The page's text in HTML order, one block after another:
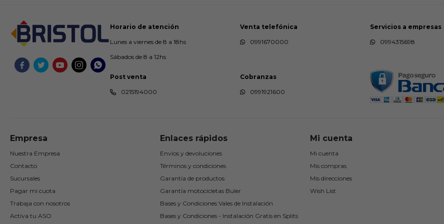
    
Horario de atención
Lunes a viernes de 8 a 18hs
Sábados de 8 a 12hs
Venta telefónica
0991670000
Servicios a empresas
0994315698
Post venta
0215194000
Cobranzas
0991921600
Empresa
Nuestra Empresa
Contacto
Sucursales
Pagar mi cuota
Trabaja con nosotros
Activa tu ASO
Enlaces rápidos
Envíos y devoluciones
Términos y condiciones
Garantía de productos
Garantía motocicletas Buler
Bases y Condiciones Vales de Instalación
Bases y Condiciones - Instalación Gratis en Splits
Mi cuenta
Mi cuenta
Mis compras
Mis direcciones
Wish List